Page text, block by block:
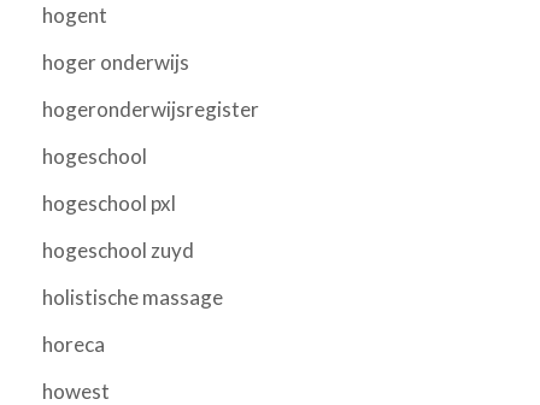
hogent
hoger onderwijs
hogeronderwijsregister
hogeschool
hogeschool pxl
hogeschool zuyd
holistische massage
horeca
howest